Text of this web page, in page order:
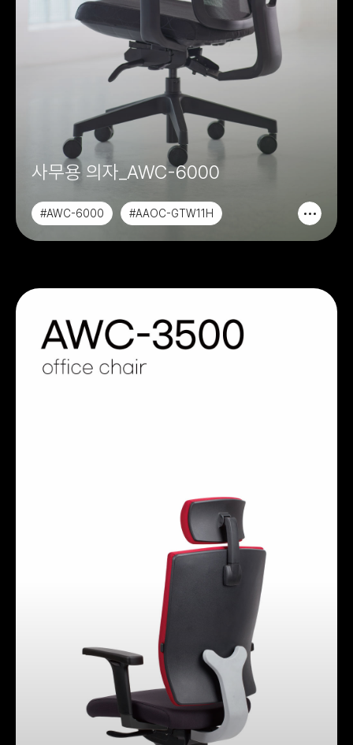
사무용 의자_AWC-6000
#AWC-6000
#AAOC-GTW11H